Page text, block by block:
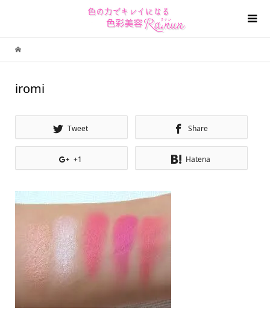
iromi
Tweet Share
+1 Hatena